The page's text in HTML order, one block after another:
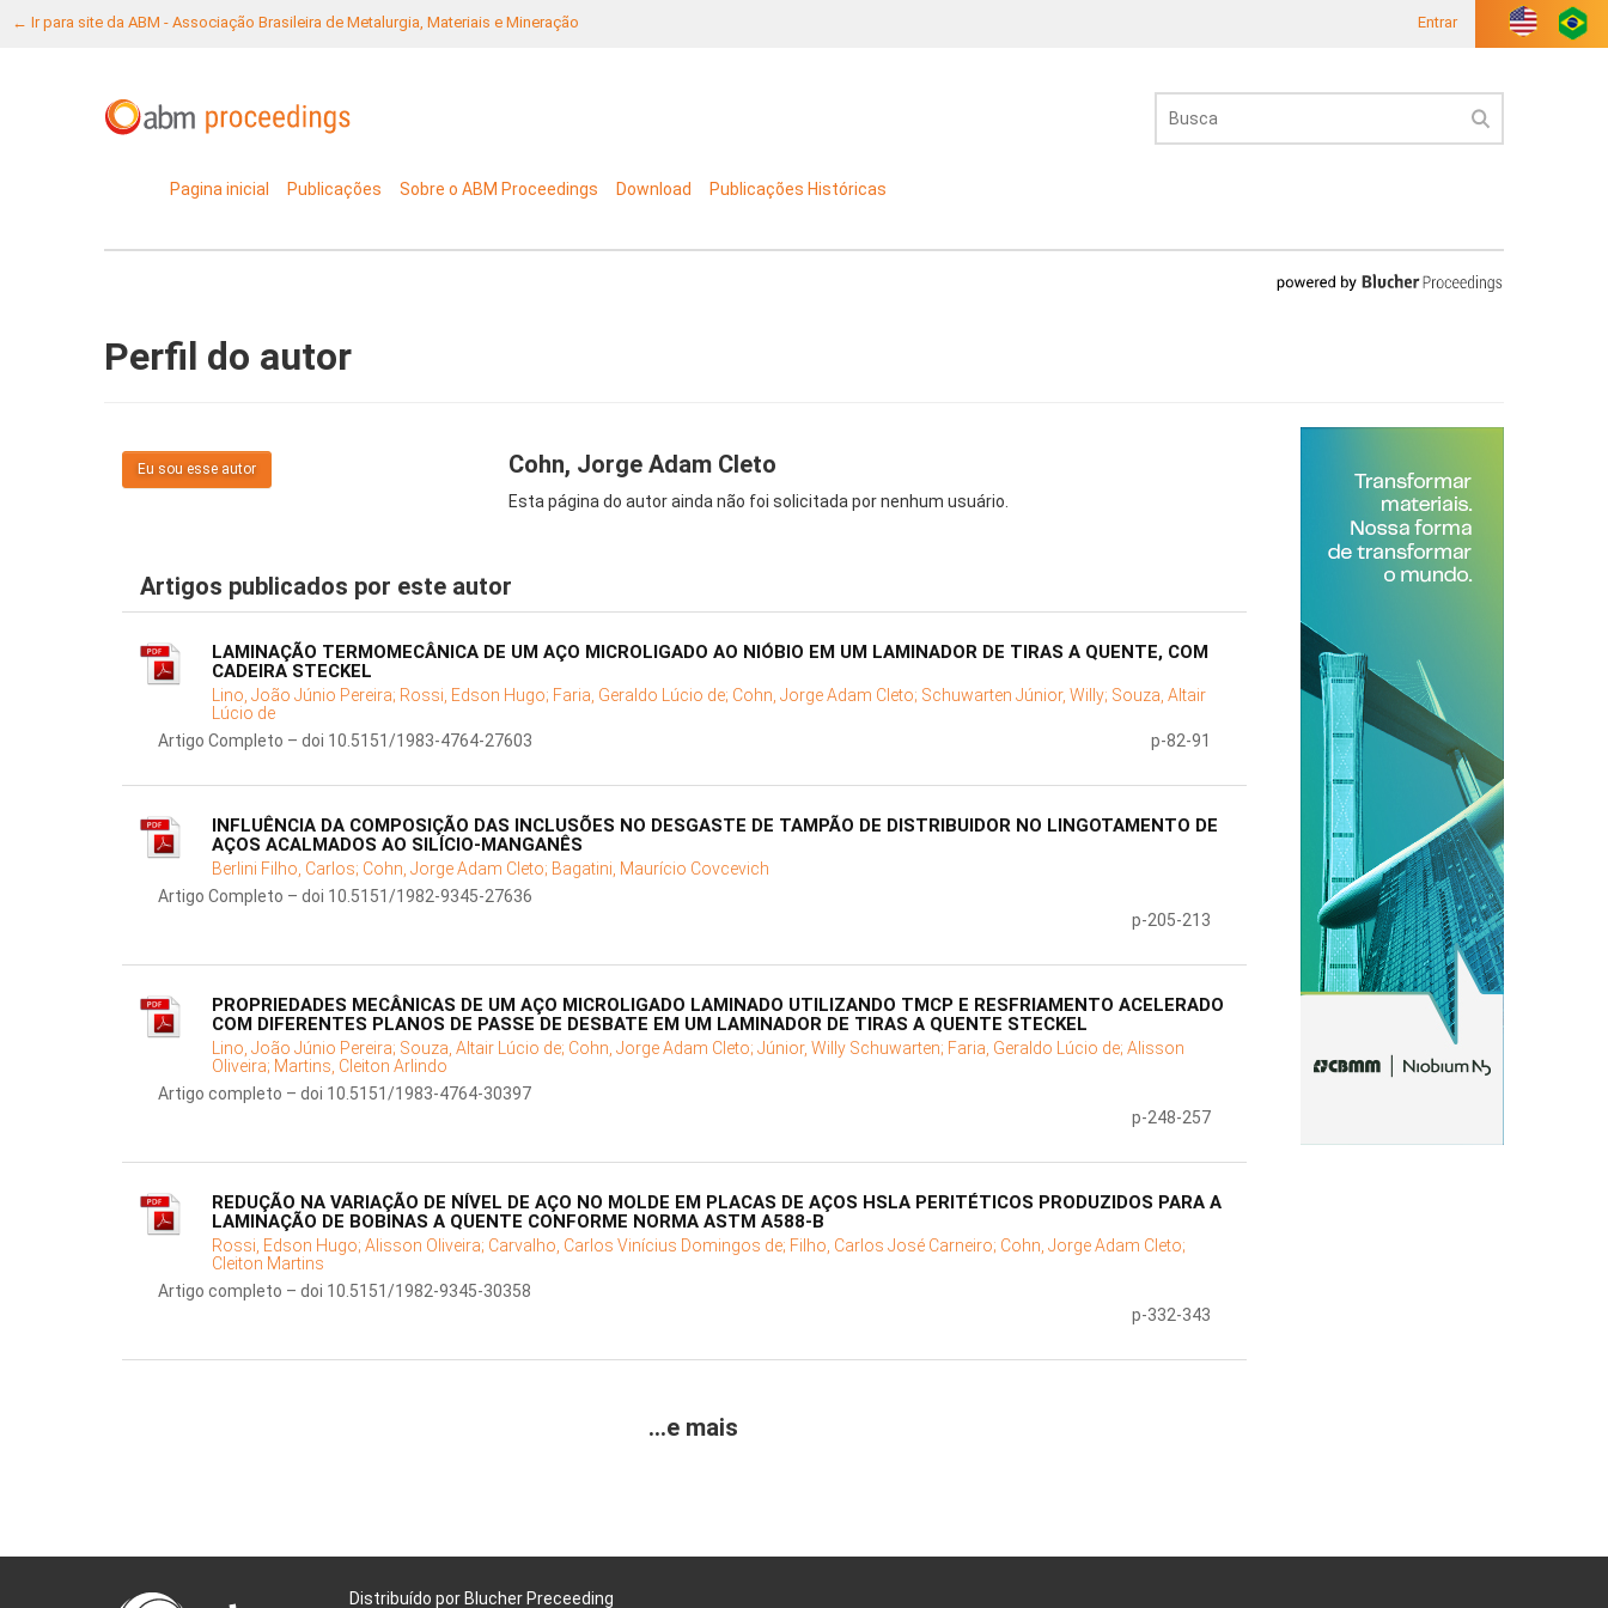
← Ir para site da ABM - Associação Brasileira de Metalurgia, Materiais e Mineração Entrar
Pagina inicial Publicações Sobre o ABM Proceedings Download Publicações Históricas
Perfil do autor
Eu sou esse autor Cohn, Jorge Adam Cleto
Esta página do autor ainda não foi solicitada por nenhum usuário.
Artigos publicados por este autor
LAMINAÇÃO TERMOMECÂNICA DE UM AÇO MICROLIGADO AO NIÓBIO EM UM LAMINADOR DE TIRAS A QUENTE, COM
CADEIRA STECKEL
Lino, João Júnio Pereira; Rossi, Edson Hugo; Faria, Geraldo Lúcio de; Cohn, Jorge Adam Cleto; Schuwarten Júnior, Willy; Souza, Altair
Lúcio de
Artigo Completo – doi 10.5151/1983-4764-27603
p-82-91
INFLUÊNCIA DA COMPOSIÇÃO DAS INCLUSÕES NO DESGASTE DE TAMPÃO DE DISTRIBUIDOR NO LINGOTAMENTO DE
AÇOS ACALMADOS AO SILÍCIO-MANGANÊS
Berlini Filho, Carlos; Cohn, Jorge Adam Cleto; Bagatini, Maurício Covcevich
Artigo Completo – doi 10.5151/1982-9345-27636
p-205-213
PROPRIEDADES MECÂNICAS DE UM AÇO MICROLIGADO LAMINADO UTILIZANDO TMCP E RESFRIAMENTO ACELERADO
COM DIFERENTES PLANOS DE PASSE DE DESBATE EM UM LAMINADOR DE TIRAS A QUENTE STECKEL
Lino, João Júnio Pereira; Souza, Altair Lúcio de; Cohn, Jorge Adam Cleto; Júnior, Willy Schuwarten; Faria, Geraldo Lúcio de; Alisson
Oliveira; Martins, Cleiton Arlindo
Artigo completo – doi 10.5151/1983-4764-30397
p-248-257
REDUÇÃO NA VARIAÇÃO DE NÍVEL DE AÇO NO MOLDE EM PLACAS DE AÇOS HSLA PERITÉTICOS PRODUZIDOS PARA A
LAMINAÇÃO DE BOBINAS A QUENTE CONFORME NORMA ASTM A588-B
Rossi, Edson Hugo; Alisson Oliveira; Carvalho, Carlos Vinícius Domingos de; Filho, Carlos José Carneiro; Cohn, Jorge Adam Cleto;
Cleiton Martins
Artigo completo – doi 10.5151/1982-9345-30358
p-332-343
...e mais
Distribuído por Blucher Preceeding